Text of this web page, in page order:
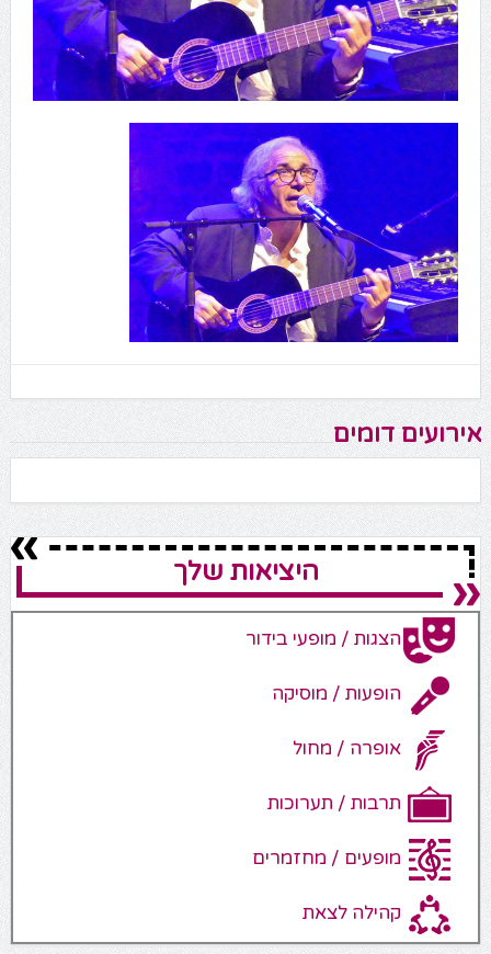
אירועים דומים
היציאות שלך
הצגות / מופעי בידור
הופעות / מוסיקה
אופרה / מחול
תרבות / תערוכות
מופעים / מחזמרים
קהילה לצאת